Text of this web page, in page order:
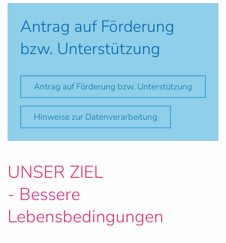
Antrag auf Förderung
bzw. Unterstützung
Antrag auf Förderung bzw. Unterstützung
Hinweise zur Datenverarbeitung
UNSER ZIEL
- Bessere
Lebensbedingungen